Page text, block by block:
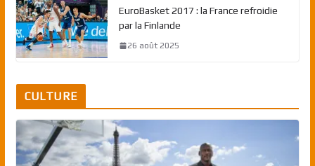
EuroBasket 2017 : la France refroidie
par la Finlande
26 août 2025
CULTURE